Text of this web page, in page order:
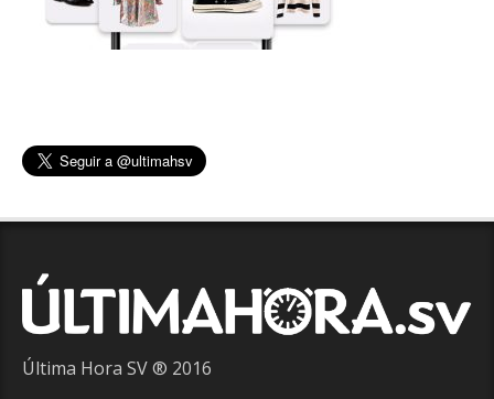
Última Hora SV ® 2016